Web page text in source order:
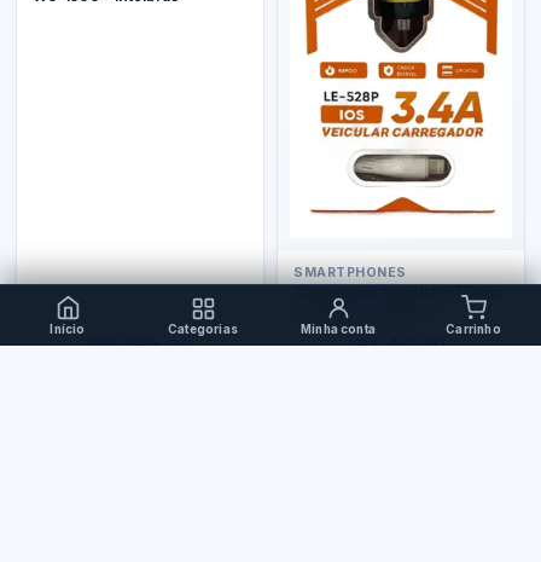
Início Categorias Minha conta Carrinho
R$ 399,00
SMARTPHONES
Carregador Veicular c/ Cabo
Iphone - Le-528P
R$ 40,00